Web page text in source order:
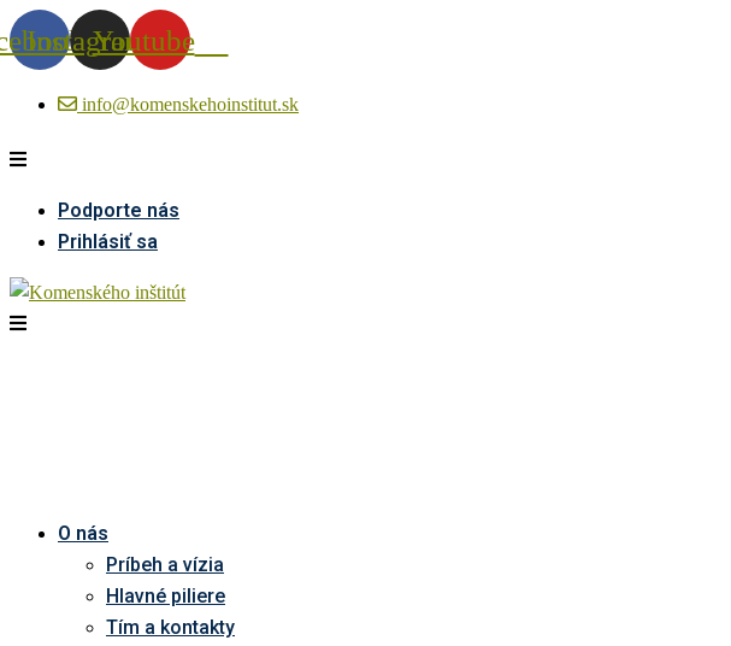
Instagram
Youtube
info@komenskehoinstitut.sk
Podporte nás
Prihlásiť sa
O nás
Príbeh a vízia
Hlavné piliere
Tím a kontakty